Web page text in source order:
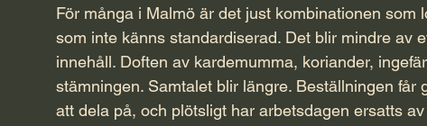
För många i Malmö är det just kombinationen
som inte känns standardiserad. Det blir mindre av
innehåll. Doften av kardemumma, koriander,
stämningen. Samtalet blir längre. Beställningen
att dela på, och plötsligt har arbetsdagen ersatts